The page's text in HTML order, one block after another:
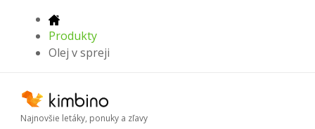
Produkty
Olej v spreji
Najnovšie letáky, ponuky a zľavy